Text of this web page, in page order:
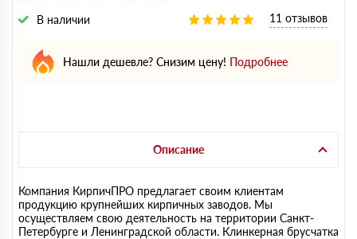
В наличии 11 отзывов
Нашли дешевле? Снизим цену! Подробнее
Описание
Компания КирпичПРО предлагает своим клиентам
продукцию крупнейших кирпичных заводов. Мы
осуществляем свою деятельность на территории Санкт-
Петербурге и Ленинградской области. Клинкерная брусчатка